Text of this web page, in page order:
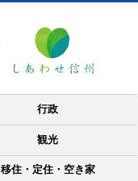
行政
観光
移住・定住・空き家